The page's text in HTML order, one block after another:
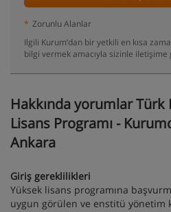
* Zorunlu Alanlar
Ilgili Kurum’dan bir yetkili en kısa
bilgi vermek amacıyla sizinle iletişime
Hakkında yorumlar
Lisans Programı -
Ankara
Giriş gereklilikleri
Yüksek lisans programına
uygun görülen ve enstitü